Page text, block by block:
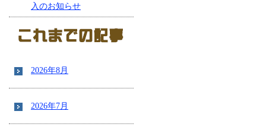
入のお知らせ
2026年8月
2026年7月